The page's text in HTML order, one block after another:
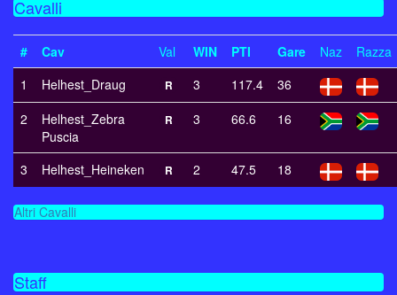
Cavalli
# Cav Val WIN PTI Gare Naz
Razza
1
Helhest_Draug R 3 117.4
36
2
Helhest_Zebra
Puscia
R 3 66.6 16
3 Helhest_Heineken R 2 47.5 18
Altri Cavalli
Staff